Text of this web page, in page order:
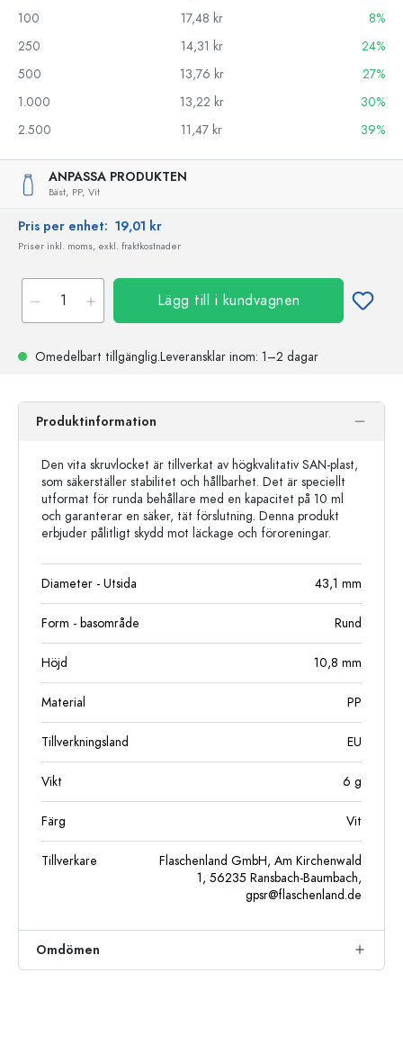
100
17,48 kr
8%
250
14,31 kr
24%
500
13,76 kr
27%
1.000
13,22 kr
30%
2.500
11,47 kr 39%
ANPASSA PRODUKTEN
Bäst, PP, Vit
Pris per enhet: 19,01 kr
Priser inkl. moms, exkl. fraktkostnader
Lägg till i kundvagnen
Omedelbart tillgänglig.Leveransklar inom: 1–2 dagar
Produktinformation
Den vita skruvlocket är tillverkat av högkvalitativ SAN-plast,
som säkerställer stabilitet och hållbarhet. Det är speciellt
utformat för runda behållare med en kapacitet på 10 ml
och garanterar en säker, tät förslutning. Denna produkt
erbjuder pålitligt skydd mot läckage och föroreningar.
Diameter - Utsida 43,1 mm
Form - basområde Rund
Höjd 10,8 mm
Material PP
Tillverkningsland EU
Vikt 6 g
Färg Vit
Tillverkare
Flaschenland GmbH, Am Kirchenwald
1, 56235 Ransbach-Baumbach,
gpsr@flaschenland.de
Omdömen